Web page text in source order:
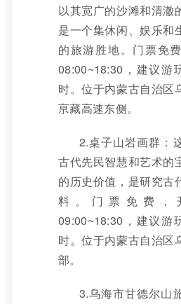
以其宽广的沙滩和清澈
是一个集休闲、娱乐和
的旅游胜地。门票免
08:00~18:30，建议游
时。位于内蒙古自治区
亰藏高速东侧。
2.桌子山岩画群：
古代先民智慧和艺术的
的历史价值，是研究古
料。门票免费，
09:00~18:30，建议游
时。位于内蒙古自治区
部。
3.乌海市甘德尔山